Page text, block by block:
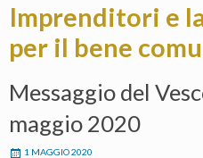
Imprenditori e
per il bene
Messaggio del
maggio 2020
1 MAGGIO 2020